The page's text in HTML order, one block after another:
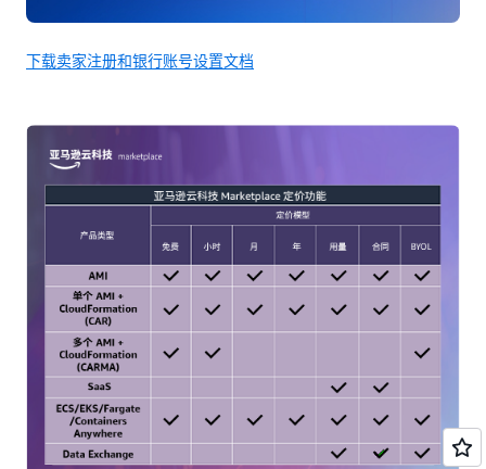
下载卖家注册和银行账号设置文档